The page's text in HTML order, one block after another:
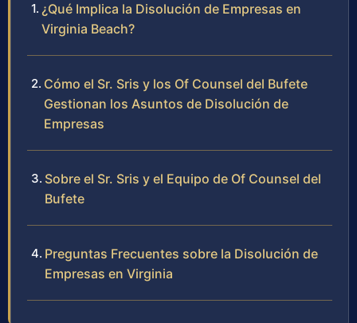
¿Qué Implica la Disolución de Empresas en
Virginia Beach?
Cómo el Sr. Sris y los Of Counsel del Bufete
Gestionan los Asuntos de Disolución de
Empresas
Sobre el Sr. Sris y el Equipo de Of Counsel del
Bufete
Preguntas Frecuentes sobre la Disolución de
Empresas en Virginia